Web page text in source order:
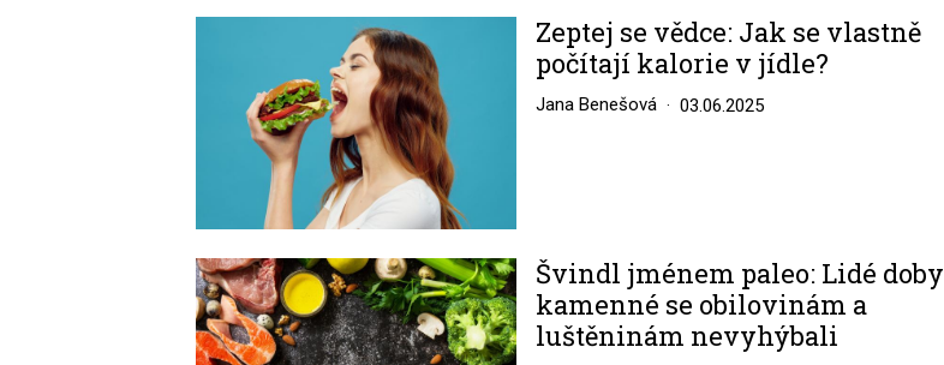
Zeptej se vědce: Jak se vlastně
počítají kalorie v jídle?
Jana Benešová 03.06.2025
Image
Švindl jménem paleo: Lidé doby
kamenné se obilovinám a
luštěninám nevyhýbali